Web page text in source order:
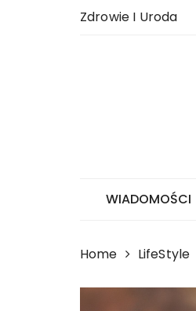
Zdrowie I Uroda
WIADOMOŚCI
Home LifeStyle